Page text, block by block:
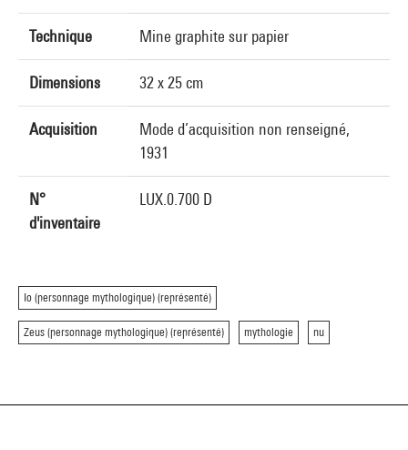
Technique Mine graphite sur papier
Dimensions 32 x 25 cm
Acquisition
Mode d’acquisition non renseigné,
1931
N°
d'inventaire
LUX.0.700 D
Io (personnage mythologique) (représenté)
Zeus (personnage mythologique) (représenté) mythologie nu